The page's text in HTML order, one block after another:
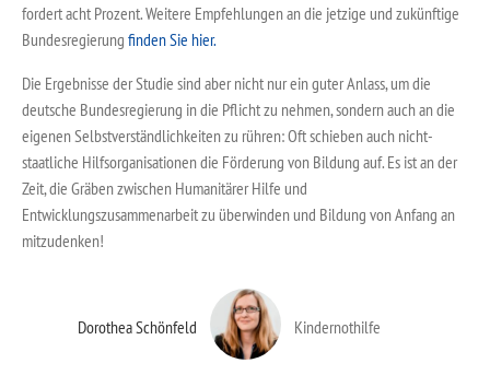
fordert acht Prozent. Weitere Empfehlungen an die jetzige und zukünftige
Bundesregierung finden Sie hier.
Die Ergebnisse der Studie sind aber nicht nur ein guter Anlass, um die
deutsche Bundesregierung in die Pflicht zu nehmen, sondern auch an die
eigenen Selbstverständlichkeiten zu rühren: Oft schieben auch nicht-
staatliche Hilfsorganisationen die Förderung von Bildung auf. Es ist an der
Zeit, die Gräben zwischen Humanitärer Hilfe und
Entwicklungszusammenarbeit zu überwinden und Bildung von Anfang an
mitzudenken!
Dorothea Schönfeld Kindernothilfe